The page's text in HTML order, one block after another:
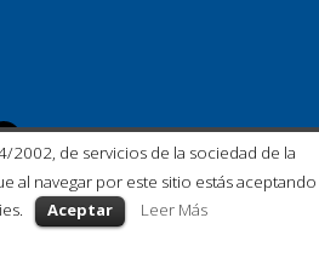
2002, de servicios de la sociedad de la
al navegar por este sitio estás aceptando
Aceptar Leer Más